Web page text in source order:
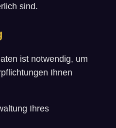
sind.
ist notwendig, um
Ihnen
Ihres